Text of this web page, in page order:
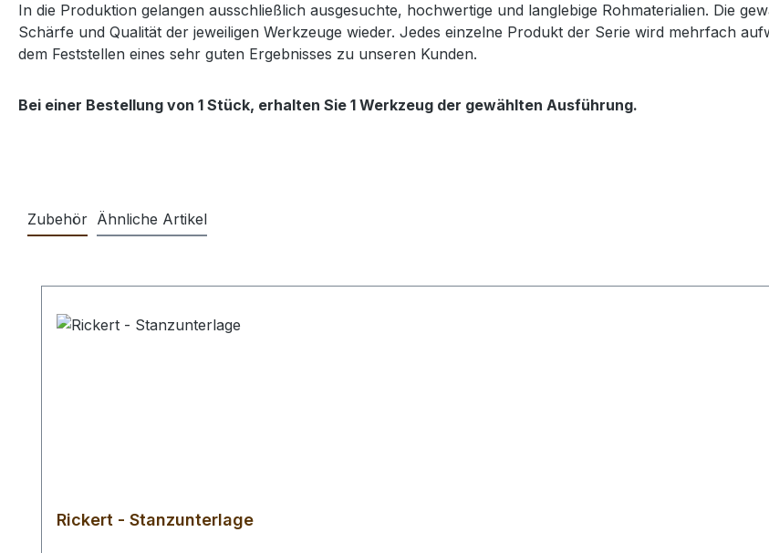
In die Produktion gelangen ausschließlich ausgesuchte, hochwertige und langlebige Rohmaterialien. Die
Schärfe und Qualität der jeweiligen Werkzeuge wieder. Jedes einzelne Produkt der Serie wird mehrfach
dem Feststellen eines sehr guten Ergebnisses zu unseren Kunden.
Bei einer Bestellung von 1 Stück, erhalten Sie 1 Werkzeug der gewählten Ausführung.
Zubehör Ähnliche Artikel
Rickert - Stanzunterlage